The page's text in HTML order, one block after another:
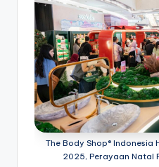
m
M
di
The Body Shop® Indonesia
2025, Perayaan Natal